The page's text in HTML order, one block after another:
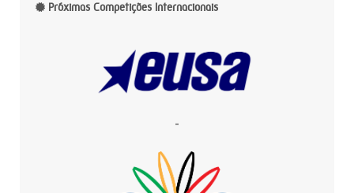
Próximas Competições Internacionais
-